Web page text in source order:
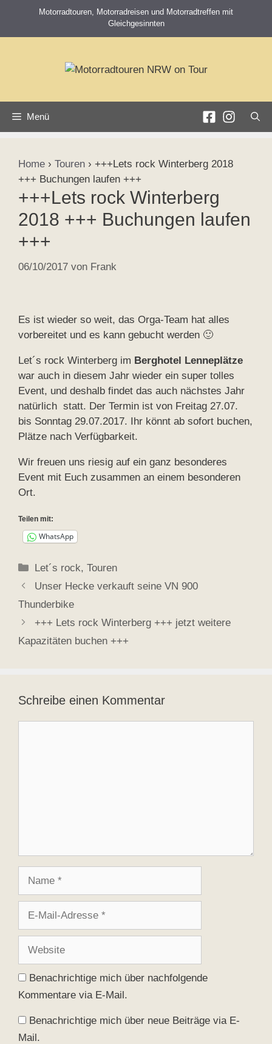
springen
Motorradtouren, Motorradreisen und Motorradtreffen mit
Gleichgesinnten
Menü
Home › Touren › +++Lets rock Winterberg 2018
+++ Buchungen laufen +++
+++Lets rock Winterberg
2018 +++ Buchungen laufen
+++
06/10/2017 von Frank
Es ist wieder so weit, das Orga-Team hat alles
vorbereitet und es kann gebucht werden 🙂
Let´s rock Winterberg im Berghotel Lenneplätze
war auch in diesem Jahr wieder ein super tolles
Event, und deshalb findet das auch nächstes Jahr
natürlich statt. Der Termin ist von Freitag 27.07.
bis Sonntag 29.07.2017. Ihr könnt ab sofort buchen,
Plätze nach Verfügbarkeit.
Wir freuen uns riesig auf ein ganz besonderes
Event mit Euch zusammen an einem besonderen
Ort.
Teilen mit:
WhatsApp
Kategorien
Let´s rock,Touren
Unser Hecke verkauft seine VN 900
Thunderbike
+++ Lets rock Winterberg +++ jetzt weitere
Kapazitäten buchen +++
Schreibe einen Kommentar
Adresse
Benachrichtige mich über nachfolgende
Kommentare via E-Mail.
Benachrichtige mich über neue Beiträge via E-
Mail.